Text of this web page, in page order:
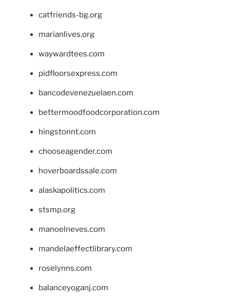
catfriends-bg.org
marianlives.org
waywardtees.com
pidfloorsexpress.com
bancodevenezuelaen.com
bettermoodfoodcorporation.com
hingstonnt.com
chooseagender.com
hoverboardssale.com
alaskapolitics.com
stsmp.org
manoelneves.com
mandelaeffectlibrary.com
roselynns.com
balanceyoganj.com